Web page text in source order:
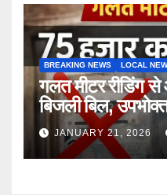
BREAKING NEWS LOCAL
गलत मीटर रीडिंग
बिजली बिल,
JANUARY 21, 2026